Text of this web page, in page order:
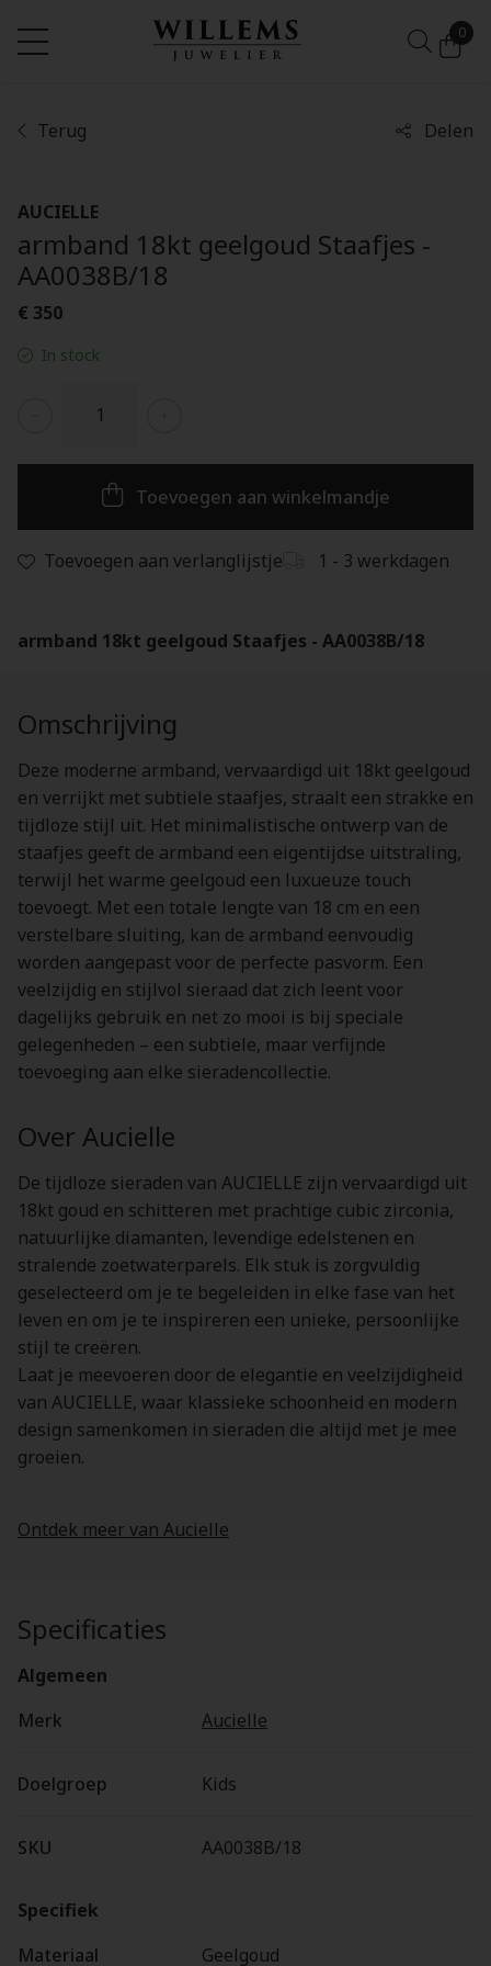
0
Terug Delen
AUCIELLE
armband 18kt geelgoud Staafjes -
AA0038B/18
€ 350
In stock
Toevoegen aan winkelmandje
Toevoegen aan verlanglijstje 1 - 3 werkdagen
armband 18kt geelgoud Staafjes - AA0038B/18
Omschrijving
Deze moderne armband, vervaardigd uit 18kt geelgoud
en verrijkt met subtiele staafjes, straalt een strakke en
tijdloze stijl uit. Het minimalistische ontwerp van de
staafjes geeft de armband een eigentijdse uitstraling,
terwijl het warme geelgoud een luxueuze touch
toevoegt. Met een totale lengte van 18 cm en een
verstelbare sluiting, kan de armband eenvoudig
worden aangepast voor de perfecte pasvorm. Een
veelzijdig en stijlvol sieraad dat zich leent voor
dagelijks gebruik en net zo mooi is bij speciale
gelegenheden – een subtiele, maar verfijnde
toevoeging aan elke sieradencollectie.
Over Aucielle
De tijdloze sieraden van AUCIELLE zijn vervaardigd uit
18kt goud en schitteren met prachtige cubic zirconia,
natuurlijke diamanten, levendige edelstenen en
stralende zoetwaterparels. Elk stuk is zorgvuldig
geselecteerd om je te begeleiden in elke fase van het
leven en om je te inspireren een unieke, persoonlijke
stijl te creëren.
Laat je meevoeren door de elegantie en veelzijdigheid
van AUCIELLE, waar klassieke schoonheid en modern
design samenkomen in sieraden die altijd met je mee
groeien.
Ontdek meer van Aucielle
Specificaties
Algemeen
Merk
Aucielle
Doelgroep Kids
SKU AA0038B/18
Specifiek
Materiaal
Geelgoud